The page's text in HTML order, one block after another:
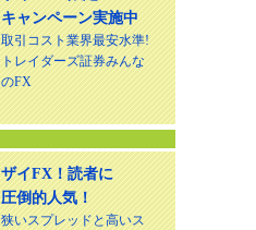
キャンペーン実施中
取引コスト業界最安水準!
トレイダーズ証券みんな
のFX
ザイFX！読者に
圧倒的人気！
狭いスプレッドと高いス